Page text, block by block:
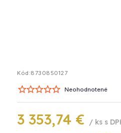
Kód:8730850127
Neohodnotené
3 353,74 € / ks